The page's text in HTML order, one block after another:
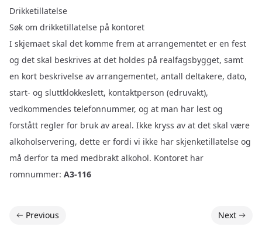
Drikketillatelse
Søk om drikketillatelse på kontoret
I skjemaet skal det komme frem at arrangementet er en fest
og det skal beskrives at det holdes på realfagsbygget, samt
en kort beskrivelse av arrangementet, antall deltakere, dato,
start- og sluttklokkeslett, kontaktperson (edruvakt),
vedkommendes telefonnummer, og at man har lest og
forstått regler for bruk av areal. Ikke kryss av at det skal være
alkoholservering, dette er fordi vi ikke har skjenketillatelse og
må derfor ta med medbrakt alkohol. Kontoret har
romnummer: A3-116
Previous Next